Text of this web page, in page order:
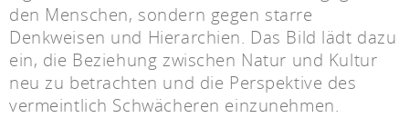
den Menschen, sondern gegen starre
Denkweisen und Hierarchien. Das Bild lädt dazu
ein, die Beziehung zwischen Natur und Kultur
neu zu betrachten und die Perspektive des
vermeintlich Schwächeren einzunehmen.